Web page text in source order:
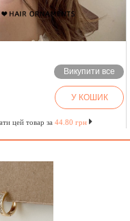
Викупити все
У КОШИК
цей товар за 44.80 грн